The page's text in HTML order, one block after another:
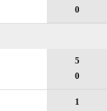
0
5
0
1